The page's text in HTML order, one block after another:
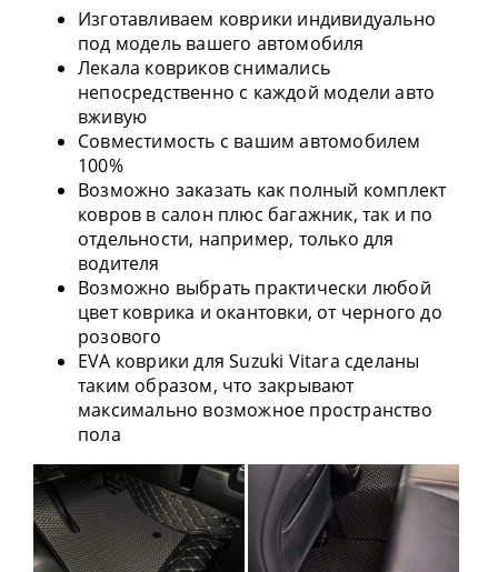
Изготавливаем коврики индивидуально
под модель вашего автомобиля
Лекала ковриков снимались
непосредственно с каждой модели авто
вживую
Совместимость с вашим автомобилем
100%
Возможно заказать как полный комплект
ковров в салон плюс багажник, так и по
отдельности, например, только для
водителя
Возможно выбрать практически любой
цвет коврика и окантовки, от черного до
розового
EVA коврики для Suzuki Vitara сделаны
таким образом, что закрывают
максимально возможное пространство
пола